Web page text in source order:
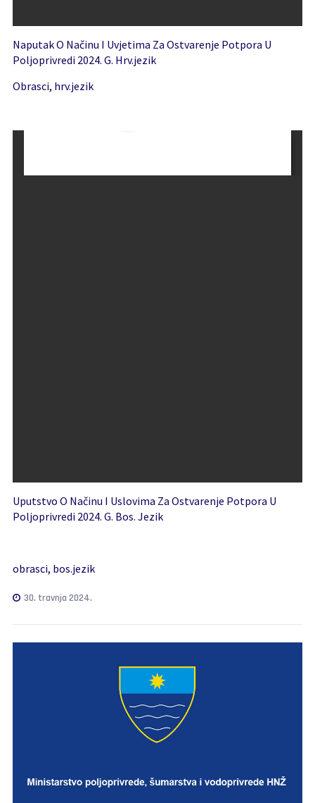
Naputak O Načinu I Uvjetima Za Ostvarenje Potpora U
Poljoprivredi 2024. G. Hrv.jezik
Obrasci, hrv.jezik
Uputstvo O Načinu I Uslovima Za Ostvarenje Potpora U
Poljoprivredi 2024. G. Bos. Jezik
obrasci, bos.jezik
30. travnja 2024.